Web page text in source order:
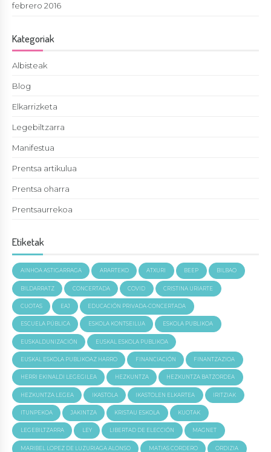
febrero 2016
Kategoriak
Albisteak
Blog
Elkarrizketa
Legebiltzarra
Manifestua
Prentsa artikulua
Prentsa oharra
Prentsaurrekoa
Etiketak
AINHOA ASTIGARRAGA ARARTEKO ATXURI BEEP BILBAO
BILDARRATZ CONCERTADA COVID CRISTINA URIARTE
CUOTAS EAJ EDUCACIÓN PRIVADA-CONCERTADA
ESCUELA PÚBLICA ESKOLA KONTSEILUA ESKOLA PUBLIKOA
EUSKALDUNIZACIÓN EUSKAL ESKOLA PUBLIKOA
EUSKAL ESKOLA PUBLIKOAZ HARRO FINANCIACIÓN FINANTZAZIOA
HERRI EKINALDI LEGEGILEA HEZKUNTZA HEZKUNTZA BATZORDEA
HEZKUNTZA LEGEA IKASTOLA IKASTOLEN ELKARTEA IRITZIAK
ITUNPEKOA JAKINTZA KRISTAU ESKOLA KUOTAK
LEGEBILTZARRA LEY LIBERTAD DE ELECCIÓN MAGNET
MARIBEL LOPEZ DE LUZURIAGA ALONSO MATIAS CORDERO ORDIZIA